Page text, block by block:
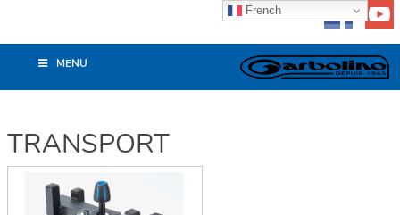
MENU
TRANSPORT
French